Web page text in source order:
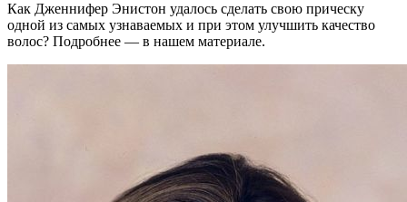
Как Дженнифер Энистон удалось сделать свою прическу
одной из самых узнаваемых и при этом улучшить качество
волос? Подробнее — в нашем материале.